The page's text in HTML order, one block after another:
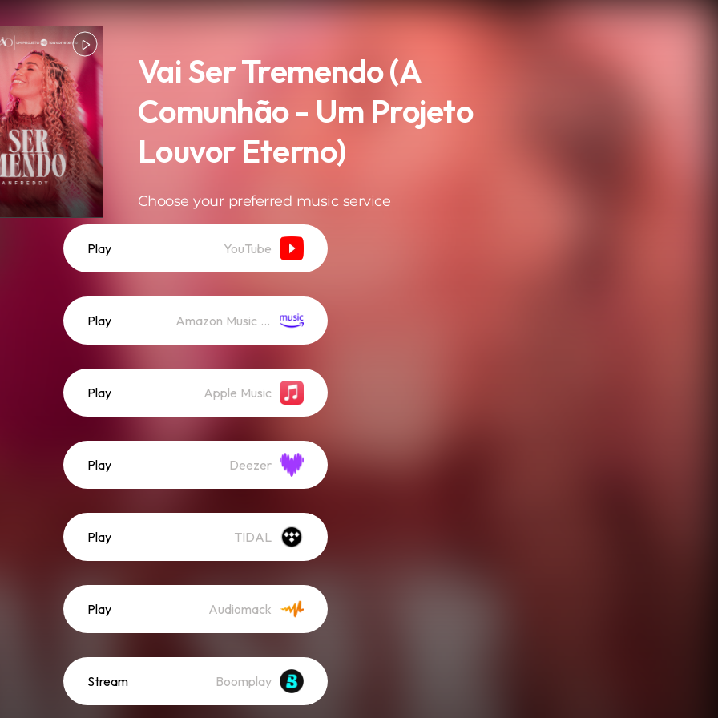
Vai Ser Tremendo (A
Comunhão - Um Projeto
Louvor Eterno)
Choose your preferred music service
Play YouTube
Play Amazon Music (Streaming)
Play Apple Music
Play Deezer
Play TIDAL
Play Audiomack
Stream Boomplay